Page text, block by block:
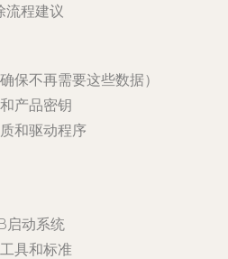
流程建议
保不再需要这些数据）
产品密钥
和驱动程序
启动系统
具和标准